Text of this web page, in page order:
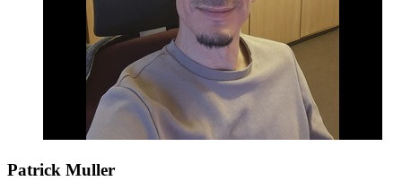
Patrick Muller